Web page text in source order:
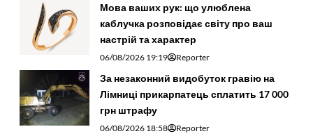
Мова ваших рук: що улюблена
каблучка розповідає світу про ваш
настрій та характер
06/08/2026 19:19 Reporter
За незаконний видобуток гравію на
Лімниці прикарпатець сплатить 17 000
грн штрафу
06/08/2026 18:58 Reporter